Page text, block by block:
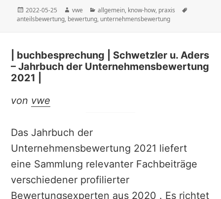
Veröffentlicht
am
2022-05-25 Autor
vwe Kategorien
allgemein, know-how, praxis
anteilsbewertung, bewertung, unternehmensbewertung
| buchbesprechung | Schwetzler u. Aders
– Jahrbuch der Unternehmensbewertung
2021 |
von vwe
Das Jahrbuch der
Unternehmensbewertung 2021 liefert
eine Sammlung relevanter Fachbeiträge
verschiedener profilierter
Bewertungsexperten aus 2020 . Es richtet